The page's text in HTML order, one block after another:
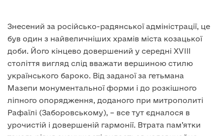
Знесений за російсько-радянської адміністрації, це
був один з найвеличніших храмів міста козацької
доби. Його кінцево довершений у середні XVIII
століття вигляд слід вважати вершиною стилю
українського бароко. Від заданої за гетьмана
Мазепи монументальної форми і до розкішного
ліпного опорядження, доданого при митрополиті
Рафаїлі (Заборовському), – все тут єдналося в
урочистій і довершеній гармонії. Втрата пам’ятки